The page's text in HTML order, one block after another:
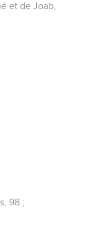
et de Joab,
98 ;